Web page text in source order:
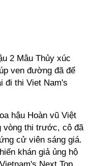
2 Mâu Thủy xúc
ven đường đã để
đi thi Viet Nam's
hậu Hoàn vũ Việt
vòng thi trước, cô đã
cử viên sáng giá.
khán giả ủng hộ